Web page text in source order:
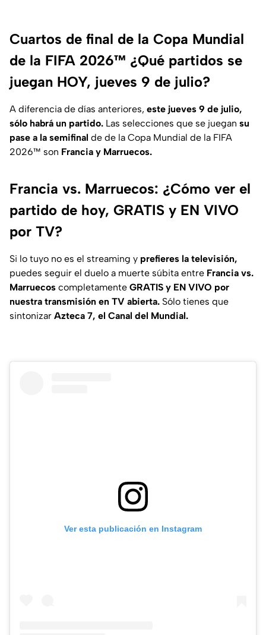
Cuartos de final de la Copa Mundial
de la FIFA 2026™ ¿Qué partidos se
juegan HOY, jueves 9 de julio?
A diferencia de días anteriores, este jueves 9 de julio,
sólo habrá un partido. Las selecciones que se juegan su
pase a la semifinal de de la Copa Mundial de la FIFA
2026™ son Francia y Marruecos.
Francia vs. Marruecos: ¿Cómo ver el
partido de hoy, GRATIS y EN VIVO
por TV?
Si lo tuyo no es el streaming y prefieres la televisión,
puedes seguir el duelo a muerte súbita entre Francia vs.
Marruecos completamente GRATIS y EN VIVO por
nuestra transmisión en TV abierta. Sólo tienes que
sintonizar Azteca 7, el Canal del Mundial.
Ver esta publicación en Instagram